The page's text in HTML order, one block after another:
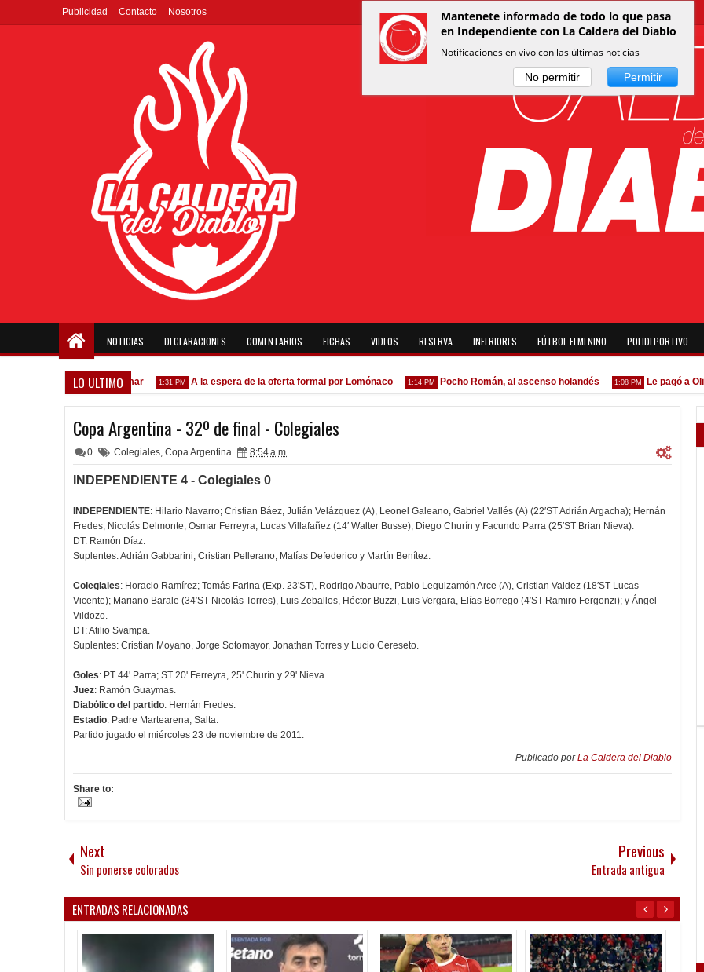
Publicidad Contacto Nosotros
NOTICIAS DECLARACIONES COMENTARIOS FICHAS VIDEOS RESERVA INFERIORES FÚTBOL FEMENINO POLIDEPORTIVO
LO ULTIMO
ante el Calamar 1:31 PM A la espera de la oferta formal por Lomónaco 1:14 PM Pocho Román, al ascenso holandés 1:08 PM Le pagó a Olimpia
Copa Argentina - 32º de final - Colegiales
0 Colegiales, Copa Argentina 8:54 a.m.
INDEPENDIENTE 4 - Colegiales 0
INDEPENDIENTE: Hilario Navarro; Cristian Báez, Julián Velázquez (A), Leonel Galeano, Gabriel Vallés (A) (22′ST Adrián Argacha); Hernán
Fredes, Nicolás Delmonte, Osmar Ferreyra; Lucas Villafañez (14′ Walter Busse), Diego Churín y Facundo Parra (25′ST Brian Nieva).
DT: Ramón Díaz.
Suplentes: Adrián Gabbarini, Cristian Pellerano, Matías Defederico y Martín Benítez.
Colegiales: Horacio Ramírez; Tomás Farina (Exp. 23'ST), Rodrigo Abaurre, Pablo Leguizamón Arce (A), Cristian Valdez (18′ST Lucas
Vicente); Mariano Barale (34′ST Nicolás Torres), Luis Zeballos, Héctor Buzzi, Luis Vergara, Elías Borrego (4′ST Ramiro Fergonzi); y Ángel
Vildozo.
DT: Atilio Svampa.
Suplentes: Cristian Moyano, Jorge Sotomayor, Jonathan Torres y Lucio Cereseto.
Goles: PT 44' Parra; ST 20' Ferreyra, 25' Churín y 29' Nieva.
Juez: Ramón Guaymas.
Diabólico del partido: Hernán Fredes.
Estadio: Padre Martearena, Salta.
Partido jugado el miércoles 23 de noviembre de 2011.
Publicado porLa Caldera del Diablo
Share to:
Next
Sin ponerse colorados
Previous
Entrada antigua
ENTRADAS RELACIONADAS
Mantenete informado de todo lo que pasa
en Independiente con La Caldera del Diablo
Notificaciones en vivo con las últimas noticias
No permitir Permitir